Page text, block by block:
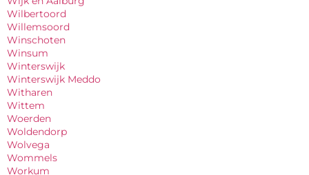
Wilbertoord
Willemsoord
Winschoten
Winsum
Winterswijk
Winterswijk Meddo
Witharen
Wittem
Woerden
Woldendorp
Wolvega
Wommels
Workum